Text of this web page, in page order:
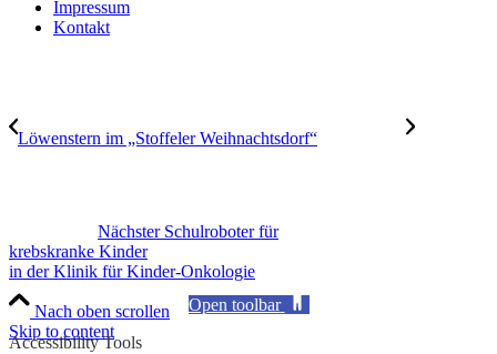
Impressum
Kontakt
Löwenstern im „Stoffeler Weihnachtsdorf“
Nächster Schulroboter für
krebskranke Kinder
in der Klinik für Kinder-Onkologie
Nach oben scrollen
Skip to content
Open toolbar
Accessibility Tools